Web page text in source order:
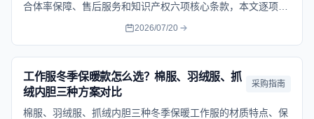
合体率保障、售后服务和知识产权六项核心条款，本文逐项拆
解合同要点与常见陷阱。
2026/07/20
工作服冬季保暖款怎么选？棉服、羽绒服、抓
绒内胆三种方案对比
采购指南
棉服、羽绒服、抓绒内胆三种冬季保暖工作服的材质特点、保